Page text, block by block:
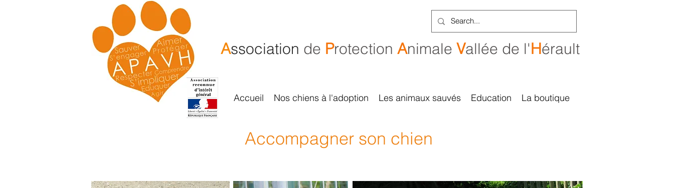
Association de Protection Animale Vallée de l'Hérault
Accueil Nos chiens à l'adoption Les animaux sauvés Education La boutique
Accompagner son chien